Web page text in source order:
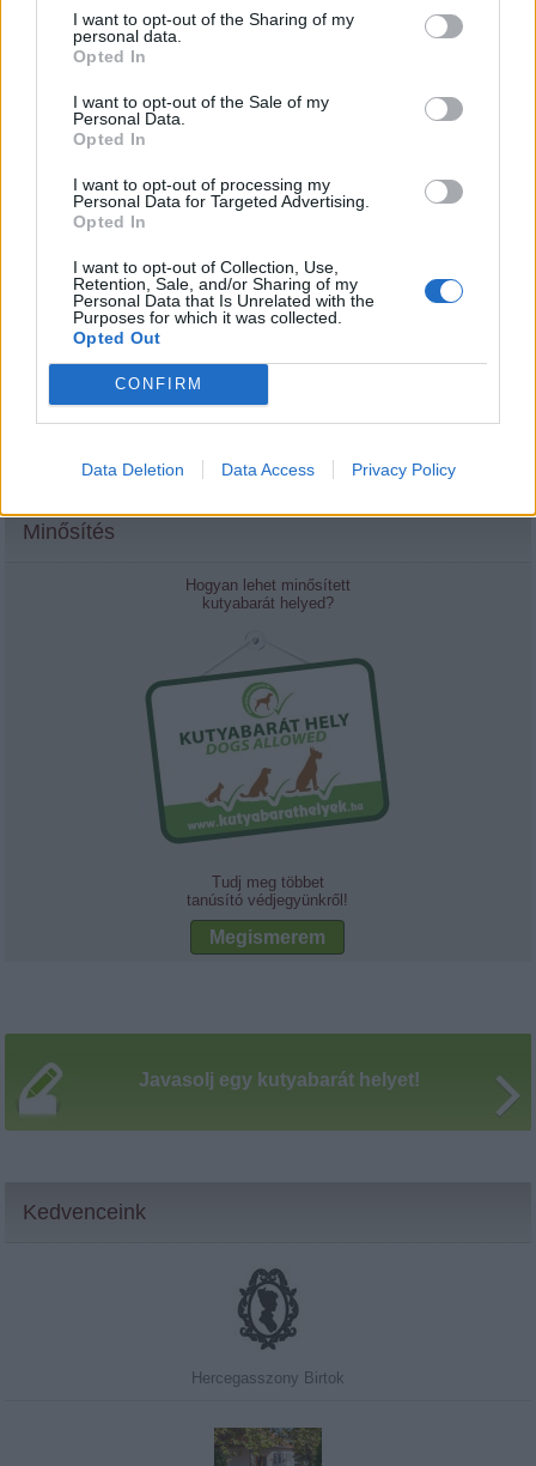
I want to opt-out of the Sharing of my
personal data.
Opted In
I want to opt-out of the Sale of my
Personal Data.
Opted In
I want to opt-out of processing my
Personal Data for Targeted Advertising.
Opted In
I want to opt-out of Collection, Use,
Retention, Sale, and/or Sharing of my
Personal Data that Is Unrelated with the
Purposes for which it was collected.
Opted Out
CONFIRM
Data Deletion Data Access Privacy Policy
Az olívaolaj jótékony hatásai a kutyák egészségére
Kutyáink táplálása az alapoktól
Kutyáink vitaminszükséglete (hipo- és hipervitaminózis)
Superfood - A kutyabarát táplálék
Téli veszélyek
Gazdiknak
Szolgáltatóknak
Minősítés
Hogyan lehet minősített
kutyabarát helyed?
Tudj meg többet
tanúsító védjegyünkről!
Megismerem
Javasolj egy kutyabarát helyet!
Kedvenceink
Hercegasszony Birtok